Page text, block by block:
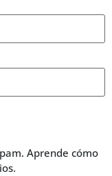
Aprende cómo